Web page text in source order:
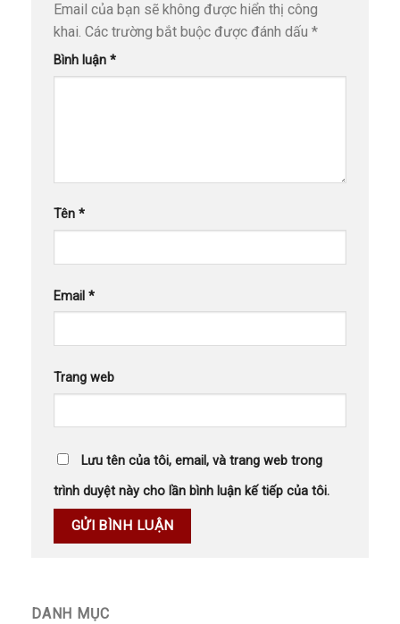
Email của bạn sẽ không được hiển thị công
khai. Các trường bắt buộc được đánh dấu *
Bình luận *
Tên *
Email *
Trang web
Lưu tên của tôi, email, và trang web trong
trình duyệt này cho lần bình luận kế tiếp của tôi.
DANH MỤC